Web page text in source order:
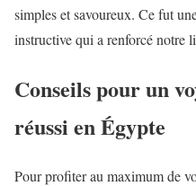
simples et savoureux. Ce fut
instructive qui a renforcé notre
Conseils pour un
réussi en Égypte
Pour profiter au maximum de